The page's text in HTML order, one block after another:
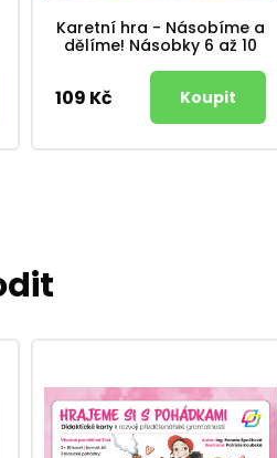
Karetní hra - Násobíme a
dělíme! Násobky 6 až 10
109 Kč